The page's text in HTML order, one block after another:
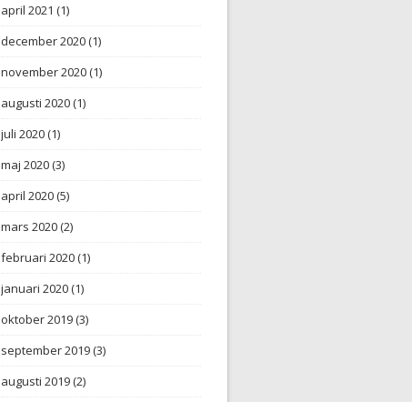
april 2021 (1)
december 2020(1)
november 2020(1)
augusti 2020(1)
juli 2020(1)
maj 2020(3)
april 2020(5)
mars 2020(2)
februari 2020(1)
januari 2020(1)
oktober 2019(3)
september 2019(3)
augusti 2019(2)